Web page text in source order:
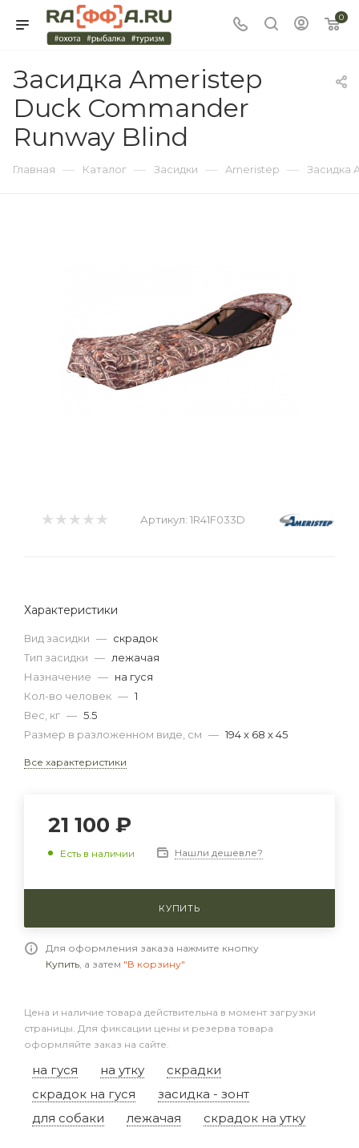
0
Засидка Ameristep
Duck Commander
Runway Blind
Главная — Каталог — Засидки — Ameristep — Засидка
Артикул: 1R41F033D
Характеристики
Вид засидки — скрадок
Тип засидки — лежачая
Назначение — на гуся
Кол-во человек — 1
Вес, кг — 5.5
Размер в разложенном виде, см — 194 x 68 х 45
Все характеристики
21 100 ₽
Есть в наличии Нашли дешевле?
КУПИТЬ
Для оформления заказа нажмите кнопку
Купить, а затем "В корзину"
Цена и наличие товара действительна в момент загрузки
страницы. Для фиксации цены и резерва товара
оформляйте заказ на сайте.
на гуся на утку
скрадки
скрадок на гуся
засидка - зонт
для собаки
лежачая скрадок на утку